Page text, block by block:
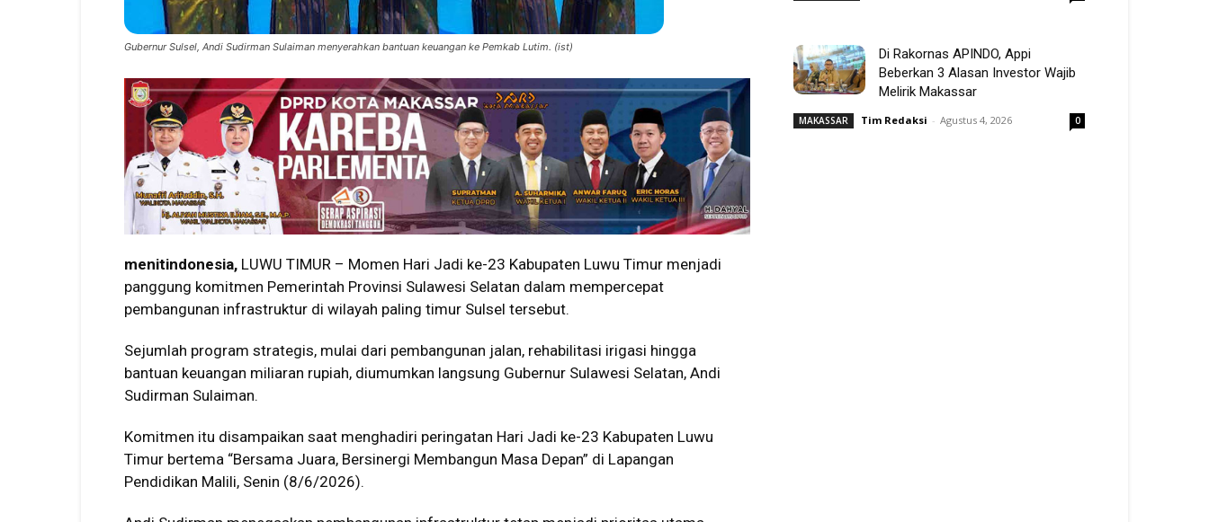
Gubernur Sulsel, Andi Sudirman Sulaiman menyerahkan bantuan keuangan ke Pemkab Lutim. (ist)
menitindonesia, LUWU TIMUR – Momen Hari Jadi ke-23 Kabupaten Luwu Timur menjadi
panggung komitmen Pemerintah Provinsi Sulawesi Selatan dalam mempercepat
pembangunan infrastruktur di wilayah paling timur Sulsel tersebut.
Sejumlah program strategis, mulai dari pembangunan jalan, rehabilitasi irigasi hingga
bantuan keuangan miliaran rupiah, diumumkan langsung Gubernur Sulawesi Selatan, Andi
Sudirman Sulaiman.
Komitmen itu disampaikan saat menghadiri peringatan Hari Jadi ke-23 Kabupaten Luwu
Timur bertema “Bersama Juara, Bersinergi Membangun Masa Depan” di Lapangan
Pendidikan Malili, Senin (8/6/2026).
Di Rakornas APINDO, Appi
Beberkan 3 Alasan Investor Wajib
Melirik Makassar
MAKASSAR Tim Redaksi - Agustus 4, 2026 0